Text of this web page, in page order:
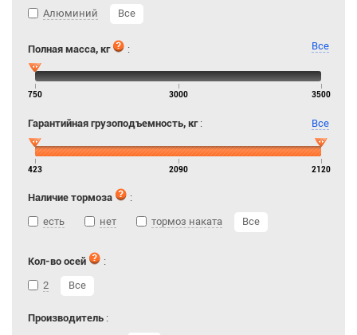
Алюминий
Все
Полная масса, кг : Все
750 3000 3500
Гарантийная грузоподъемность, кг: Все
423 2090 2120
Наличие тормоза
:
есть
нет тормоз наката Все
Кол-во осей
:
2
Все
Производитель :